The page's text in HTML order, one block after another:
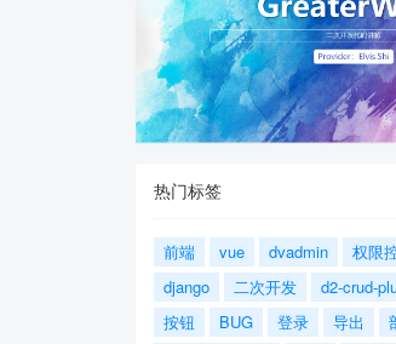
热门标签
前端 vue dvadmin 权限
django
二次开发 d2-crud-
按钮
BUG 登录 导出